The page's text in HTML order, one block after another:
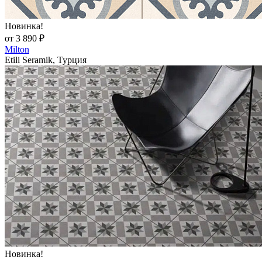
Новинка!
от 3 890 ₽
Milton
Etili Seramik, Турция
Новинка!